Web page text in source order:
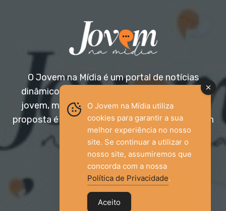
O Jovem na Mídia é um portal de notícias
dinâmico e acessível, voltado para o público
jovem, mas aberto a todas as idades. Nossa
proposta é trazer informação relevante com um
olhar diferenciado.
Entre em contato:
jovemnamidia2017@gmail.com
O Jovem na Mídia utiliza
cookies para garantir a sua
melhor experiência no nosso
site. Se continuar a utilizar o
nosso site, assumiremos que
concorda com a nossa
Política de Privacidade.
Aceito